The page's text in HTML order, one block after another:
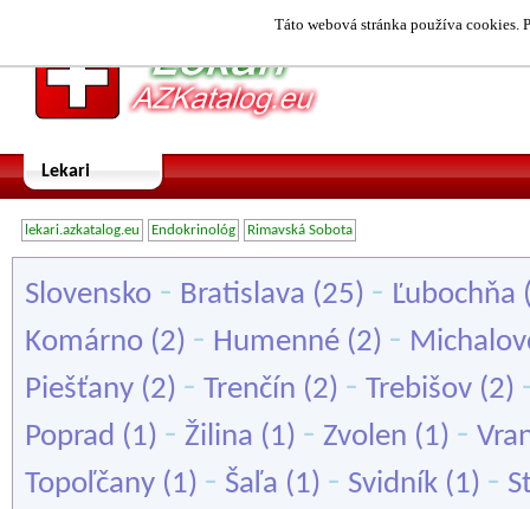
Táto webová stránka používa cookies.
Lekari
lekari.azkatalog.eu Endokrinológ Rimavská Sobota
Slovensko - Bratislava (25) - Ľubochňa
Komárno (2) - Humenné (2) -
Piešťany (2) - Trenčín (2) - Trebišov (2)
Poprad (1) - Žilina (1) - Zvolen (1) -
Topoľčany (1) - Šaľa (1) - Svidník (1) -